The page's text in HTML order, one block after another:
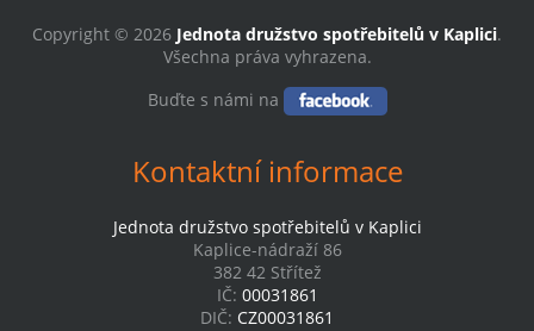
Copyright © 2026 Jednota družstvo spotřebitelů v Kaplici.
Všechna práva vyhrazena.
Buďte s námi na
Kontaktní informace
Jednota družstvo spotřebitelů v Kaplici
Kaplice-nádraží 86
382 42 Střítež
IČ: 00031861
DIČ: CZ00031861